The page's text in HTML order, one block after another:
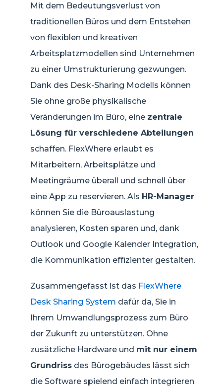
Mit dem Bedeutungsverlust von
traditionellen Büros und dem Entstehen
von flexiblen und kreativen
Arbeitsplatzmodellen sind Unternehmen
zu einer Umstrukturierung gezwungen.
Dank des Desk-Sharing Modells können
Sie ohne große physikalische
Veränderungen im Büro, eine zentrale
Lösung für verschiedene Abteilungen
schaffen. FlexWhere erlaubt es
Mitarbeitern, Arbeitsplätze und
Meetingräume überall und schnell über
eine App zu reservieren. Als HR-Manager
können Sie die Büroauslastung
analysieren, Kosten sparen und, dank
Outlook und Google Kalender Integration,
die Kommunikation effizienter gestalten.
Zusammengefasst ist das FlexWhere
Desk Sharing System dafür da, Sie in
Ihrem Umwandlungsprozess zum Büro
der Zukunft zu unterstützen. Ohne
zusätzliche Hardware und mit nur einem
Grundriss des Bürogebäudes lässt sich
die Software spielend einfach integrieren